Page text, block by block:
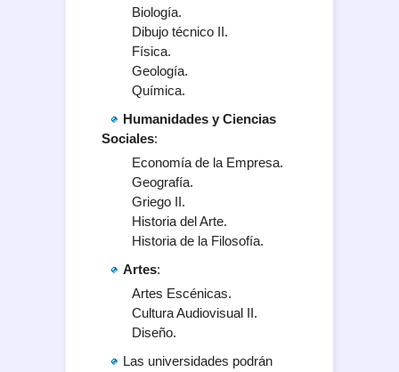
Biología.
Dibujo técnico II.
Física.
Geología.
Química.
Humanidades y Ciencias
Sociales:
Economía de la Empresa.
Geografía.
Griego II.
Historia del Arte.
Historia de la Filosofía.
Artes:
Artes Escénicas.
Cultura Audiovisual II.
Diseño.
Las universidades podrán